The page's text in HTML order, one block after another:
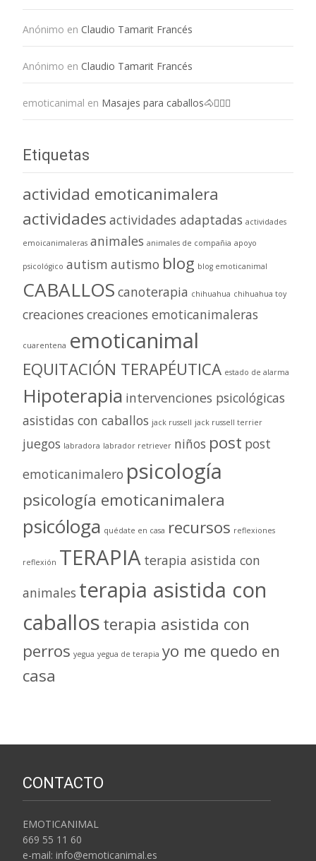
Anónimo en Claudio Tamarit Francés
Anónimo en Claudio Tamarit Francés
emoticanimal en Masajes para caballos🐴💆🏻‍♀️
Etiquetas
actividad emoticanimalera
actividades actividades adaptadas actividades
emoicanimaleras animales animales de compañia apoyo
psicológico autism autismo blog blog emoticanimal
CABALLOS canoterapia chihuahua chihuahua toy
creaciones creaciones emoticanimaleras
cuarentena emoticanimal
EQUITACIÓN TERAPÉUTICA estado de alarma
Hipoterapia intervenciones psicológicas
asistidas con caballos jack russell jack russell terrier
juegos labradora labrador retriever niños post post
emoticanimalero psicología
psicología emoticanimalera
psicóloga quédate en casa recursos reflexiones
reflexión TERAPIA terapia asistida con
animales terapia asistida con
caballosterapia asistida con
perros yegua yegua de terapia yo me quedo en
casa
CONTACTO
EMOTICANIMAL
669 55 11 60
e-mail: info@emoticanimal.es